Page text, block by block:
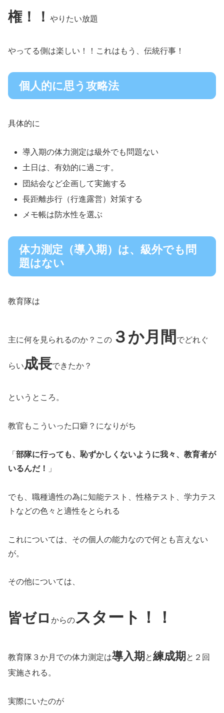
権！！
やりたい放題
やってる側は楽しい！！これはもう、伝統行事！
個人的に思う攻略法
具体的に
導入期の体力測定は級外でも問題ない
土日は、有効的に過ごす。
団結会など企画して実施する
長距離歩行（行進露営）対策する
メモ帳は防水性を選ぶ
体力測定（導入期）は、級外でも問
題はない
教育隊は
主に何を見られるのか？この ３か月間 でどれぐ
らい成長できたか？
というところ。
教官もこういった口癖？になりがち
「 部隊に行っても、恥ずかしくないように我々、教育者が
いるんだ！
」
でも、職種適性の為に知能テスト、性格テスト、学力テス
トなどの色々と適性をとられる
これについては、その個人の能力なので何とも言えない
が。
その他については、
皆ゼロ からのスタート！！
教育隊３か月での体力測定は導入期 と練成期 と２回
実施される。
実際にいたのが